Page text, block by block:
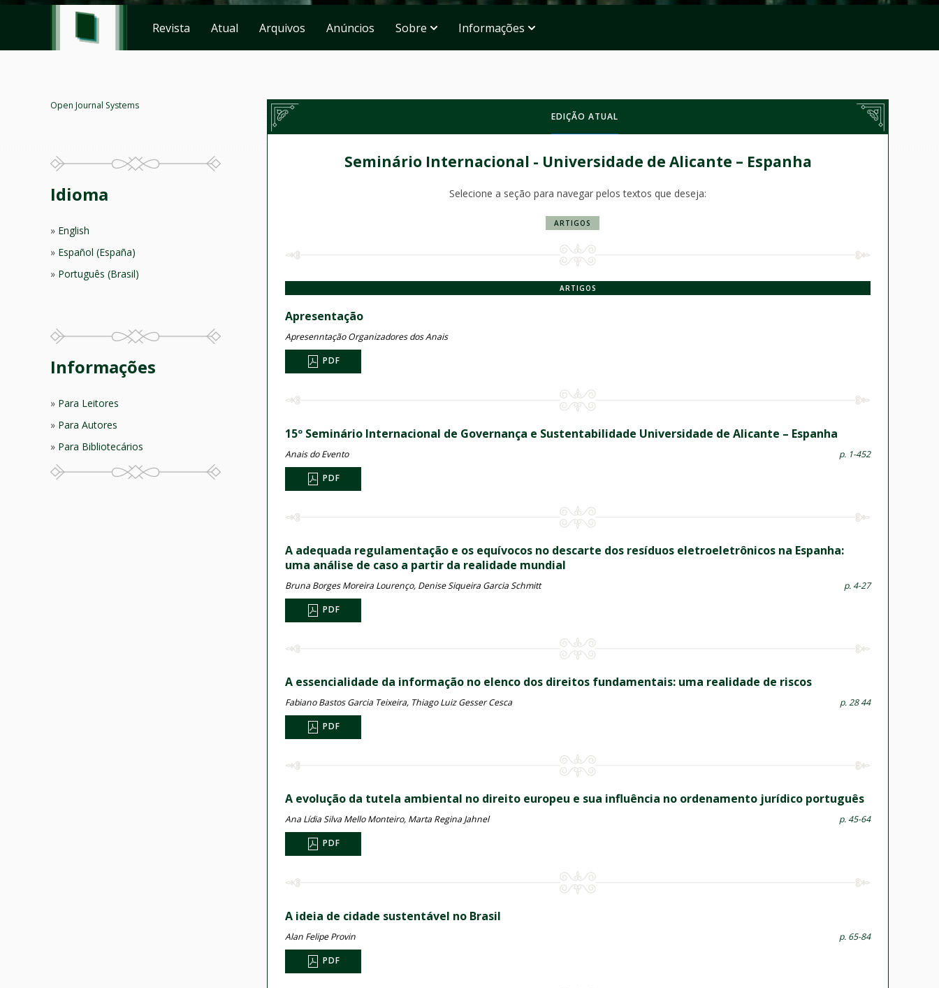
Revista Atual Arquivos Anúncios Sobre Informações
EDIÇÃO ATUAL
Seminário Internacional - Universidade de Alicante – Espanha
Selecione a seção para navegar pelos textos que deseja:
ARTIGOS
ARTIGOS
Apresentação
Apresenntação Organizadores dos Anais
PDF
15º Seminário Internacional de Governança e Sustentabilidade Universidade de Alicante – Espanha
Anais do Evento p. 1-452
PDF
A adequada regulamentação e os equívocos no descarte dos resíduos eletroeletrônicos na Espanha:
uma análise de caso a partir da realidade mundial
Bruna Borges Moreira Lourenço, Denise Siqueira Garcia Schmitt p. 4-27
PDF
A essencialidade da informação no elenco dos direitos fundamentais: uma realidade de riscos
Fabiano Bastos Garcia Teixeira, Thiago Luiz Gesser Cesca p. 28 44
PDF
A evolução da tutela ambiental no direito europeu e sua influência no ordenamento jurídico português
Ana Lídia Silva Mello Monteiro, Marta Regina Jahnel p. 45-64
PDF
A ideia de cidade sustentável no Brasil
Alan Felipe Provin p. 65-84
PDF
Open Journal Systems
Idioma
English
Español (España)
Português (Brasil)
Informações
Para Leitores
Para Autores
Para Bibliotecários